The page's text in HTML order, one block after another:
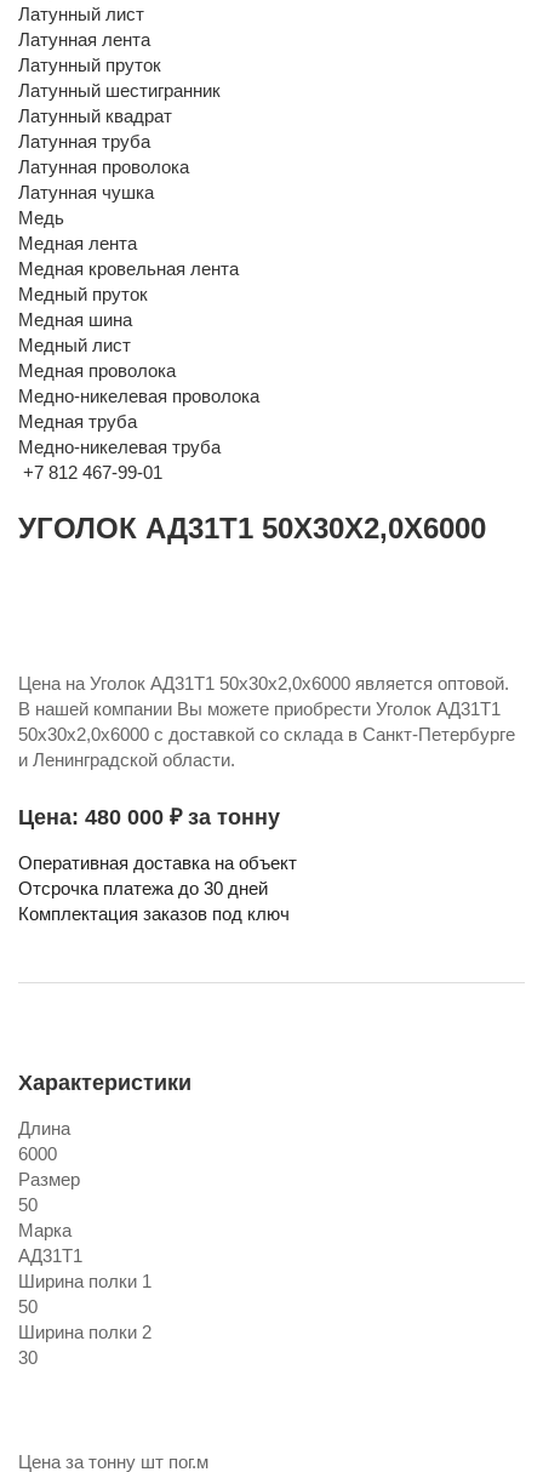
Латунный лист
Латунная лента
Латунный пруток
Латунный шестигранник
Латунный квадрат
Латунная труба
Латунная проволока
Латунная чушка
Медь
Медная лента
Медная кровельная лента
Медный пруток
Медная шина
Медный лист
Медная проволока
Медно-никелевая проволока
Медная труба
Медно-никелевая труба
+7 812 467-99-01
УГОЛОК АД31Т1 50Х30Х2,0Х6000
Цена на Уголок АД31Т1 50х30х2,0х6000 является оптовой.
В нашей компании Вы можете приобрести Уголок АД31Т1
50х30х2,0х6000 с доставкой со склада в Санкт-Петербурге
и Ленинградской области.
Цена: 480 000 ₽ за тонну
Оперативная доставка на объект
Отсрочка платежа до 30 дней
Комплектация заказов под ключ
Характеристики
Длина
6000
Размер
50
Марка
АД31Т1
Ширина полки 1
50
Ширина полки 2
30
Цена за тонну шт пог.м